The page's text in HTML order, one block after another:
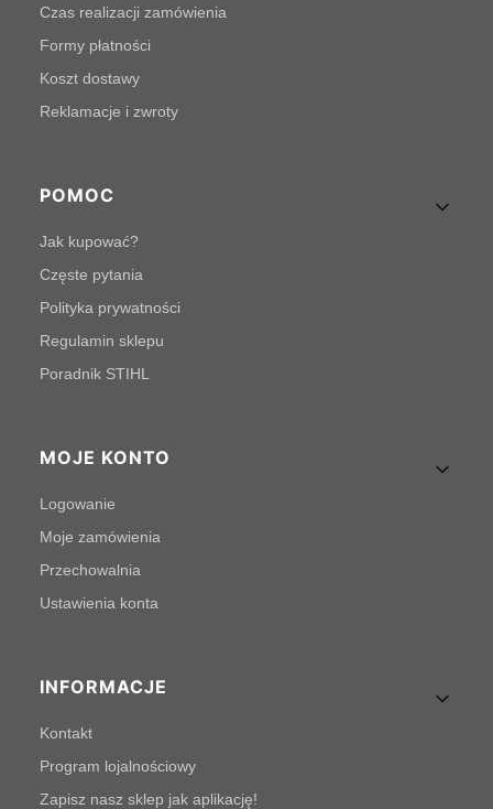
Czas realizacji zamówienia
Formy płatności
Koszt dostawy
Reklamacje i zwroty
POMOC
Jak kupować?
Częste pytania
Polityka prywatności
Regulamin sklepu
Poradnik STIHL
MOJE KONTO
Logowanie
Moje zamówienia
Przechowalnia
Ustawienia konta
INFORMACJE
Kontakt
Program lojalnościowy
Zapisz nasz sklep jak aplikację!